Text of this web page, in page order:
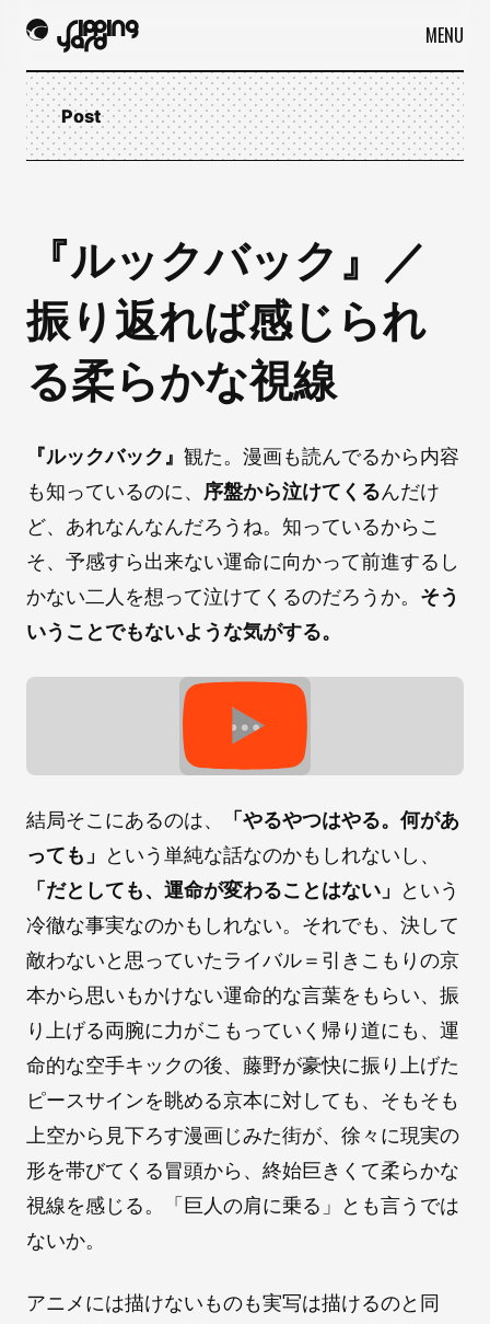
MENU
Post
『ルックバック』／
振り返れば感じられ
る柔らかな視線
『ルックバック』 観た。漫画も読んでるから内容
も知っているのに、 序盤から泣けてくるんだけ
ど、あれなんなんだろうね。知っているからこ
そ、予感すら出来ない運命に向かって前進するし
かない二人を想って泣けてくるのだろうか。 そう
いうことでもないような気がする。
結局そこにあるのは、
「やるやつはやる。何があ
っても」
という単純な話なのかもしれないし、
「だとしても、運命が変わることはない」
という
冷徹な事実なのかもしれない。それでも、決して
敵わないと思っていたライバル＝引きこもりの京
本から思いもかけない運命的な言葉をもらい、振
り上げる両腕に力がこもっていく帰り道にも、運
命的な空手キックの後、藤野が豪快に振り上げた
ピースサインを眺める京本に対しても、そもそも
上空から見下ろす漫画じみた街が、徐々に現実の
形を帯びてくる冒頭から、終始巨きくて柔らかな
視線を感じる。「巨人の肩に乗る」とも言うでは
ないか。
アニメには描けないものも実写は描けるのと同